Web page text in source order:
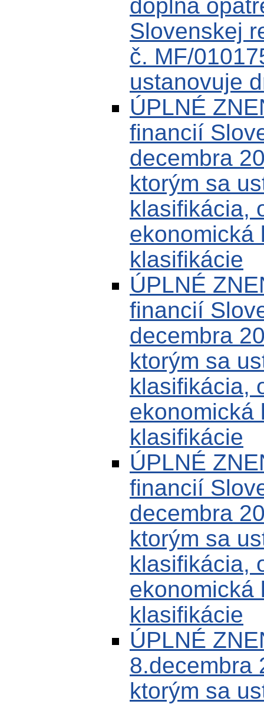
dopĺňa
Slovenskej
č. MF/
ustanovuje
ÚPLNÉ
financií
decembra
ktorým sa
klasifikácia,
ekonomická
klasifikácie
ÚPLNÉ
financií
decembra
ktorým sa
klasifikácia,
ekonomická
klasifikácie
ÚPLNÉ
financií
decembra
ktorým sa
klasifikácia,
ekonomická
klasifikácie
ÚPLNÉ
8.decembra
ktorým sa